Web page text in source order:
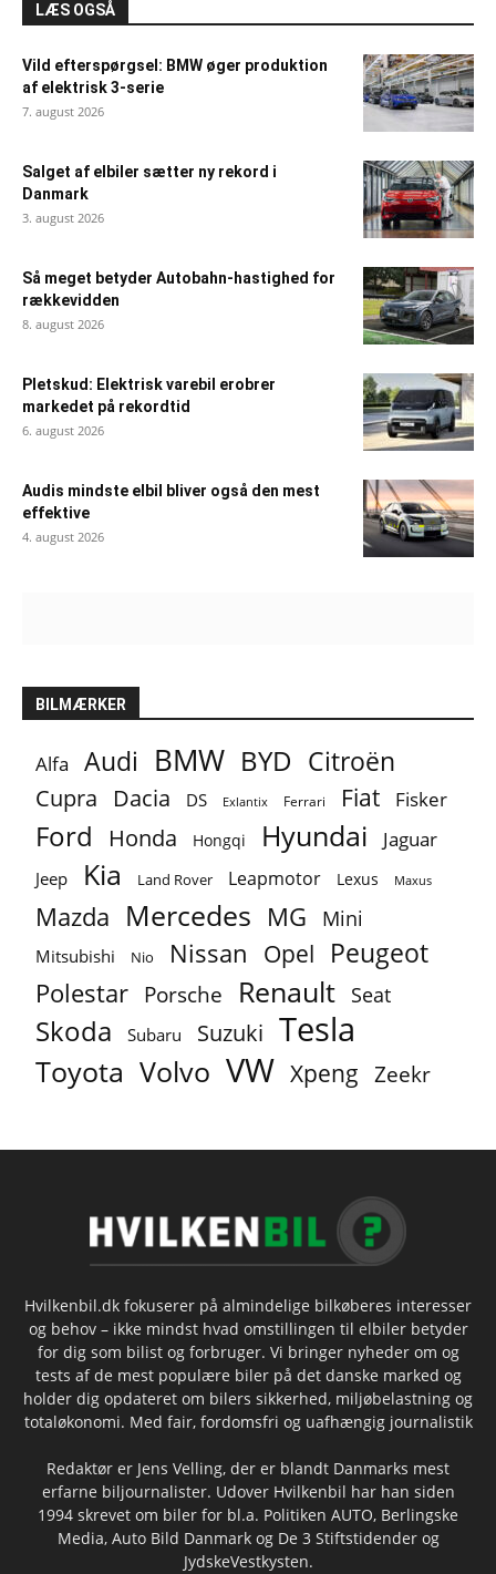
LÆS OGSÅ
Vild efterspørgsel: BMW øger produktion
af elektrisk 3-serie
7. august 2026
Salget af elbiler sætter ny rekord i
Danmark
3. august 2026
Så meget betyder Autobahn-hastighed for
rækkevidden
8. august 2026
Pletskud: Elektrisk varebil erobrer
markedet på rekordtid
6. august 2026
Audis mindste elbil bliver også den mest
effektive
4. august 2026
BILMÆRKER
Alfa Audi BMW BYD Citroën
Cupra Dacia DS Exlantix Ferrari Fiat Fisker
Ford Honda Hongqi Hyundai Jaguar
Jeep Kia Land Rover Leapmotor Lexus Maxus
Mazda Mercedes MG Mini
Mitsubishi Nio Nissan Opel Peugeot
Polestar Porsche Renault Seat
Skoda Subaru Suzuki Tesla
Toyota Volvo VW Xpeng Zeekr
Hvilkenbil.dk fokuserer på almindelige bilkøberes interesser
og behov – ikke mindst hvad omstillingen til elbiler betyder
for dig som bilist og forbruger. Vi bringer nyheder om og
tests af de mest populære biler på det danske marked og
holder dig opdateret om bilers sikkerhed, miljøbelastning og
totaløkonomi. Med fair, fordomsfri og uafhængig journalistik
Redaktør er Jens Velling, der er blandt Danmarks mest
erfarne biljournalister. Udover Hvilkenbil har han siden
1994 skrevet om biler for bl.a. Politiken AUTO, Berlingske
Media, Auto Bild Danmark og De 3 Stiftstidender og
JydskeVestkysten.